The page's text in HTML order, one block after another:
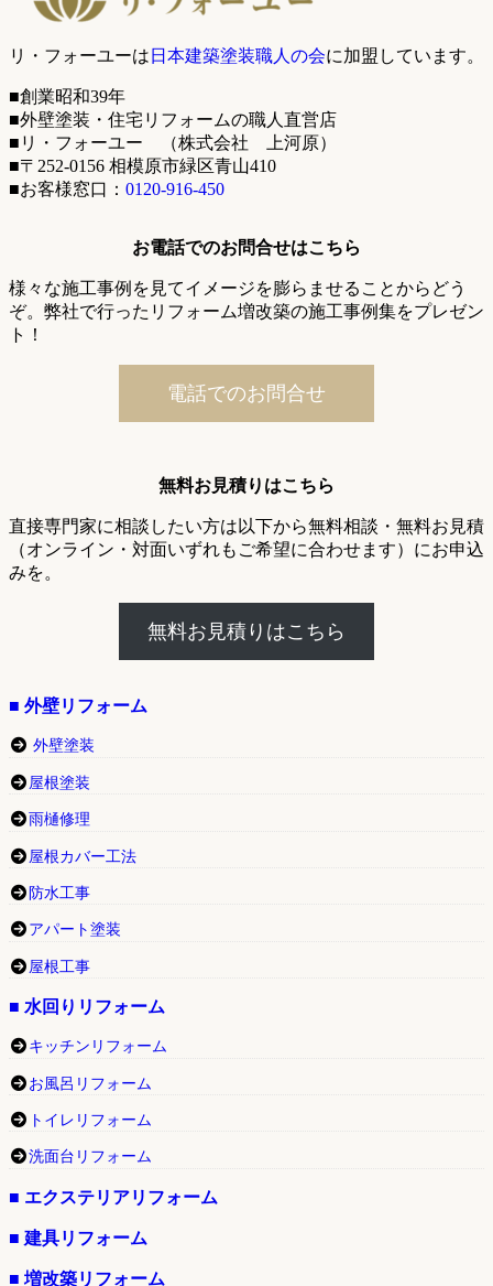
リ・フォーユーは 日本建築塗装職人の会に加盟しています。
■創業昭和39年
■外壁塗装・住宅リフォームの職人直営店
■リ・フォーユー （株式会社 上河原）
■〒252-0156 相模原市緑区青山410
■お客様窓口： 0120-916-450
お電話でのお問合せはこちら
様々な施工事例を見てイメージを膨らませることからどう
ぞ。弊社で行ったリフォーム増改築の施工事例集をプレゼン
ト！
電話でのお問合せ
無料お見積りはこちら
直接専門家に相談したい方は以下から無料相談・無料お見積
（オンライン・対面いずれもご希望に合わせます）にお申込
みを。
無料お見積りはこちら
■ 外壁リフォーム
外壁塗装
屋根塗装
雨樋修理
屋根カバー工法
防水工事
アパート塗装
屋根工事
■ 水回りリフォーム
キッチンリフォーム
お風呂リフォーム
トイレリフォーム
洗面台リフォーム
■ エクステリアリフォーム
■ 建具リフォーム
■ 増改築リフォーム